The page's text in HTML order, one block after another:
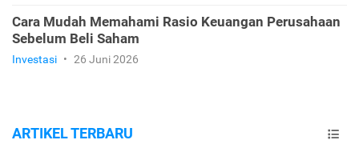
Cara Mudah Memahami Rasio Keuangan Perusahaan
Sebelum Beli Saham
Investasi • 26 Juni 2026
ARTIKEL TERBARU